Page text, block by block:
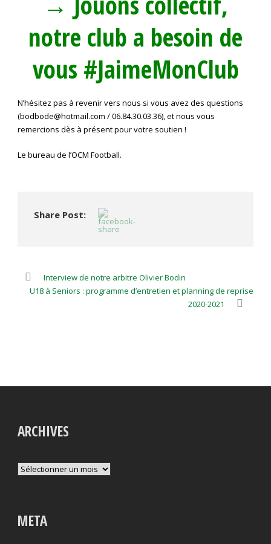
notre club a besoin de
vous #JaimeMonClub
N’hésitez pas à revenir vers nous si vous avez des questions
(bodbode@hotmail.com / 06.84.30.03.36), et nous vous
remercions dès à présent pour votre soutien !
Le bureau de l’OCM Football.
Share Post:
Interview de notre arbitre Olivier Bodin
U18 à Seniors : programme d’entretien et planning de reprise
2020-2021
ARCHIVES
Archives
META